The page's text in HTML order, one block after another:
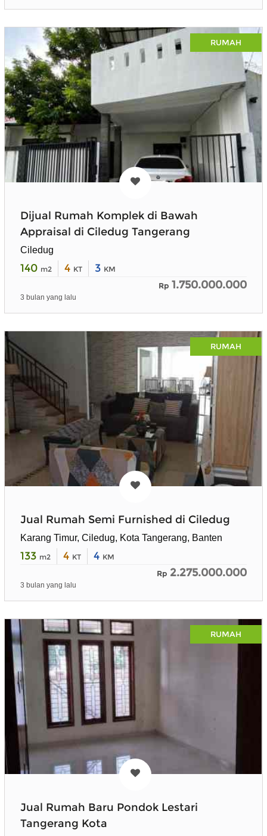
RUMAH
Dijual Rumah Komplek di Bawah
Appraisal di Ciledug Tangerang
Ciledug
140 m2 4 KT 3 KM
Rp 1.750.000.000
3 bulan yang lalu
RUMAH
Jual Rumah Semi Furnished di Ciledug
Karang Timur, Ciledug, Kota Tangerang, Banten
133 m2 4 KT 4 KM
Rp 2.275.000.000
3 bulan yang lalu
RUMAH
Jual Rumah Baru Pondok Lestari
Tangerang Kota